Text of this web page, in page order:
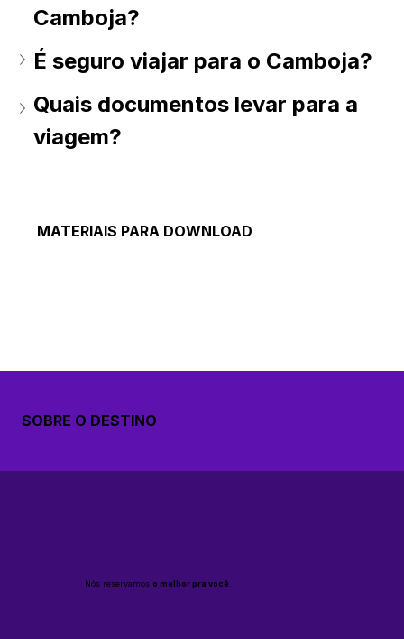
SOBRE O DESTINO
MATERIAIS PARA DOWNLOAD
Camboja?
É seguro viajar para o Camboja?
Quais documentos levar para a
viagem?
Nós reservamoso melhor pra você.